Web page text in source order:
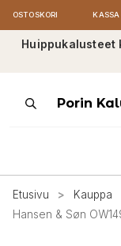
OSTOSKORI KASSA
Huippukalusteet
ProductsPorin
Etusivu > Kauppa
Hansen & Søn